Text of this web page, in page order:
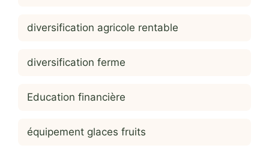
diversification agricole rentable
diversification ferme
Education financière
équipement glaces fruits